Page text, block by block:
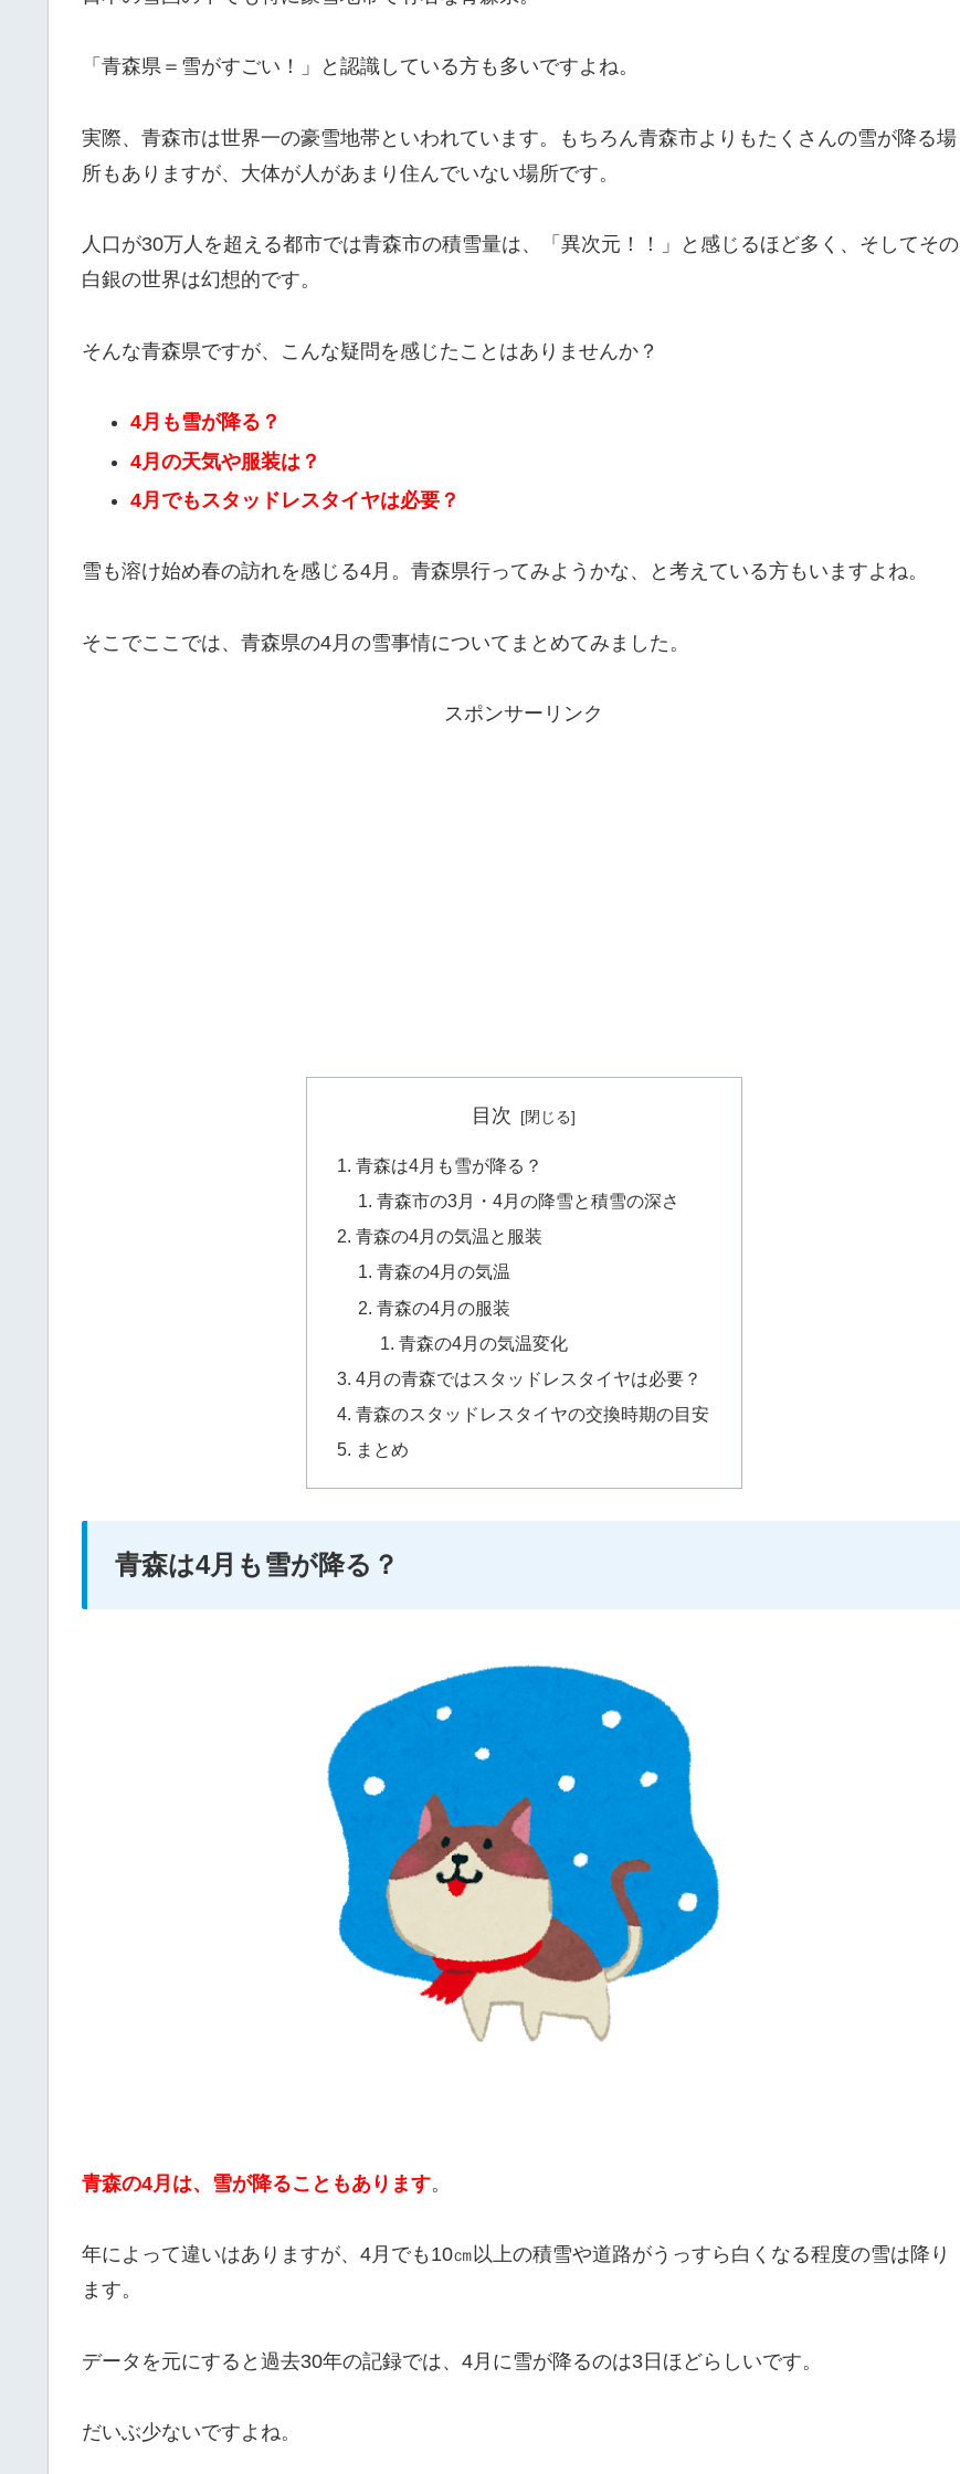
「青森県＝雪がすごい！」と認識している方も多いですよね。
実際、青森市は世界一の豪雪地帯といわれています。もちろん青森市よりもたくさんの雪が降る場
所もありますが、大体が人があまり住んでいない場所です。
人口が30万人を超える都市では青森市の積雪量は、「異次元！！」と感じるほど多く、そしてその
白銀の世界は幻想的です。
そんな青森県ですが、こんな疑問を感じたことはありませんか？
4月も雪が降る？
4月の天気や服装は？
4月でもスタッドレスタイヤは必要？
雪も溶け始め春の訪れを感じる4月。青森県行ってみようかな、と考えている方もいますよね。
そこでここでは、青森県の4月の雪事情についてまとめてみました。
スポンサーリンク
目次
青森は4月も雪が降る？
青森市の3月・4月の降雪と積雪の深さ
青森の4月の気温と服装
青森の4月の気温
青森の4月の服装
青森の4月の気温変化
4月の青森ではスタッドレスタイヤは必要？
青森のスタッドレスタイヤの交換時期の目安
まとめ
青森は4月も雪が降る？
青森の4月は、雪が降ることもあります。
年によって違いはありますが、4月でも10㎝以上の積雪や道路がうっすら白くなる程度の雪は降り
ます。
データを元にすると過去30年の記録では、4月に雪が降るのは3日ほどらしいです。
だいぶ少ないですよね。